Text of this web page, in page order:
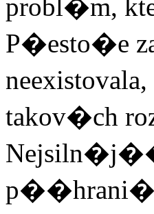
probl�m,
P�esto�e
takov�ch